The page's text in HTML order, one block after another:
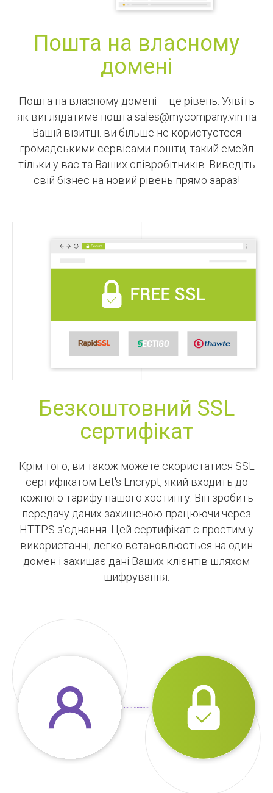
Пошта на власному
домені
Пошта на власному домені – це рівень. Уявіть
як виглядатиме пошта sales@mycompany.vin на
Вашій візитці. ви більше не користуєтеся
громадськими сервісами пошти, такий емейл
тільки у вас та Ваших співробітників. Виведіть
свій бізнес на новий рівень прямо зараз!
Безкоштовний SSL
сертифікат
Крім того, ви також можете скористатися SSL
сертифікатом Let's Encrypt, який входить до
кожного тарифу нашого хостингу. Він зробить
передачу даних захищеною працюючи через
HTTPS з'єднання. Цей сертифікат є простим у
використанні, легко встановлюється на один
домен і захищає дані Ваших клієнтів шляхом
шифрування.